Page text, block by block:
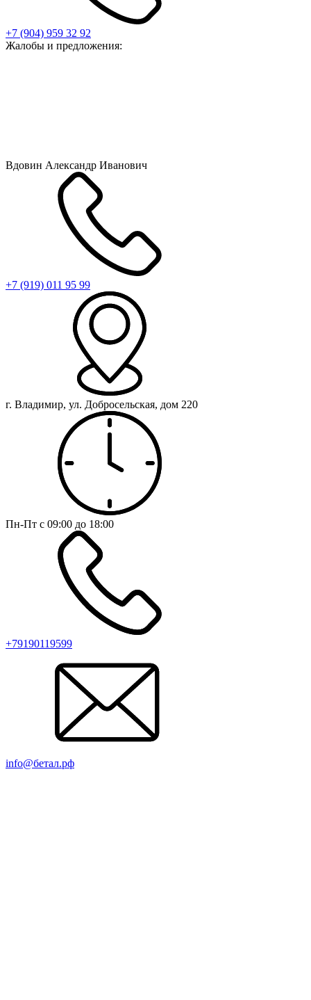
+7 (904) 959 32 92
Жалобы и предложения:
Вдовин Александр Иванович
+7 (919) 011 95 99
г. Владимир, ул. Добросельская, дом 220
Пн-Пт с 09:00 до 18:00
+79190119599
info@бетал.рф